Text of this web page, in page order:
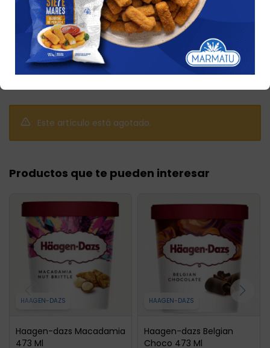
Este artículo está agotado.
Productos que te pueden interesar
HAAGEN-DAZS
Haagen-dazs Macadamia
473 Ml
HAAGEN-DAZS
Haagen-dazs Belgian
Choco 473 Ml